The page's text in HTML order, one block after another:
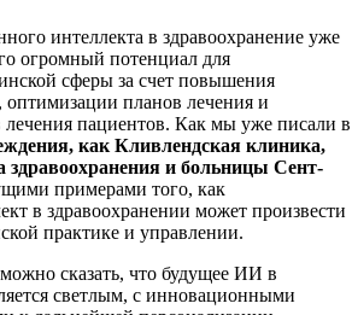
интеллекта в здравоохранение уже
огромный потенциал для
сферы за счет повышения
оптимизации планов лечения и
лечения пациентов. Как мы уже писали в
как Кливлендская клиника,
здравоохранения и больницы Сент-
примерами того, как
в здравоохранении может произвести
практике и управлении.
сказать, что будущее ИИ в
светлым, с инновационными